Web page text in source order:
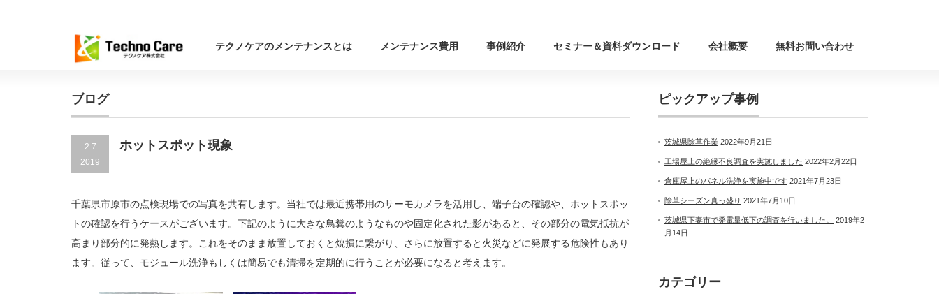
テクノケアのメンテナンスとは メンテナンス費用 事例紹介 セミナー＆資料ダウンロード 会社概要 無料お問い合わせ
ブログ
2.7
2019
ホットスポット現象
千葉県市原市の点検現場での写真を共有します。当社では最近携帯用のサーモカメラを活用し、端子台の確認や、ホットスポッ
トの確認を行うケースがございます。下記のように大きな鳥糞のようなものや固定化された影があると、その部分の電気抵抗が
高まり部分的に発熱します。これをそのまま放置しておくと焼損に繋がり、さらに放置すると火災などに発展する危険性もあり
ます。従って、モジュール洗浄もしくは簡易でも清掃を定期的に行うことが必要になると考えます。
ピックアップ事例
茨城県除草作業 2022年9月21日
工場屋上の絶縁不良調査を実施しました 2022年2月22日
倉庫屋上のパネル洗浄を実施中です 2021年7月23日
除草シーズン真っ盛り 2021年7月10日
茨城県下妻市で発電量低下の調査を行いました。
2019年2
月14日
カテゴリー